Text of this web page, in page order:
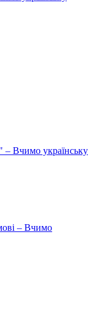
– Вчимо українську
– Вчимо